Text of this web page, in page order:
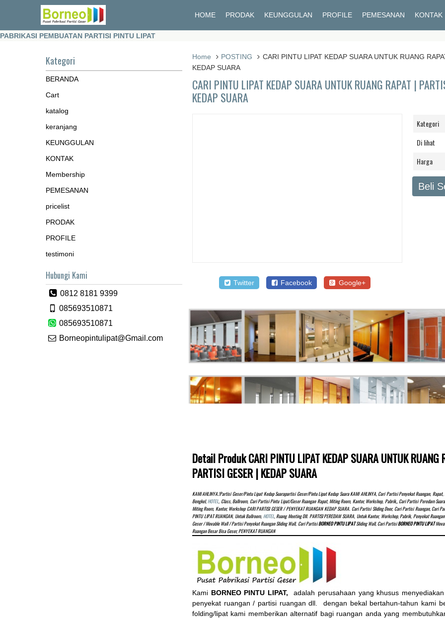
HOME PRODAK KEUNGGULAN PROFILE PEMESANAN KONTAK
PABRIKASI PEMBUATAN PARTISI PINTU LIPAT
Home POSTING
CARI PINTU LIPAT KEDAP SUARA UNTUK RUANG
KEDAP SUARA
CARI PINTU LIPAT KEDAP SUARA UNTUK RUANG RAPAT |
KEDAP SUARA
Twitter Facebook Google+
Kategori
Di lihat
Harga
Beli
Detail Produk CARI PINTU LIPAT KEDAP SUARA UNTUK
PARTISI GESER | KEDAP SUARA
KAMI AHLINYA.!partisi Geser/pintu Lipat Kedap Suarapartisi Geser/pintu Lipat Kedap Suara KAMI AHLINYA, Cari Partisi Penyekat Ruangan,
Bengkel, HOTEL , Class, Ballroom, Cari Partisi Pintu Lipat/Geser Ruangan Rapat, Miting Room, Kantor, Workshop, Pabrik,, Cari Partisi Peredam
Miting Room, Kantor, Workshop CARI PARTISI GESER / PENYEKAT RUANGAN KEDAP SUARA. Cari Partisi Sliding Door, Cari Partisi Ruangan,
PINTU LIPAT RUANGAN, Untuk Ballroom, HOTEL, Ruang Meeting Dll. PARTISI PEREDAM SUARA, Untuk Kantor, Workshop, Pabrik, Penyekat
Geser / Movable Wall / Partisi Penyekat Ruangan Sliding Wall, Cari PartisiBORNEO PINTU LIPATSliding Wall, Cari PartisiBORNEO PINTU LIPAT
Ruangan Besar Bisa Geser, PENYEKAT RUANGAN
Kami BORNEO PINTU LIPAT, adalah perusahaan yang khusus
penyekat ruangan / partisi ruangan dll. dengan bekal bertahun-tahun kami
folding/lipat kami memberikan alternatif bagi ruangan anda yang
Kategori
BERANDA
Cart
katalog
keranjang
KEUNGGULAN
KONTAK
Membership
PEMESANAN
pricelist
PRODAK
PROFILE
testimoni
Hubungi Kami
0812 8181 9399
085693510871
085693510871
Borneopintulipat@Gmail.com